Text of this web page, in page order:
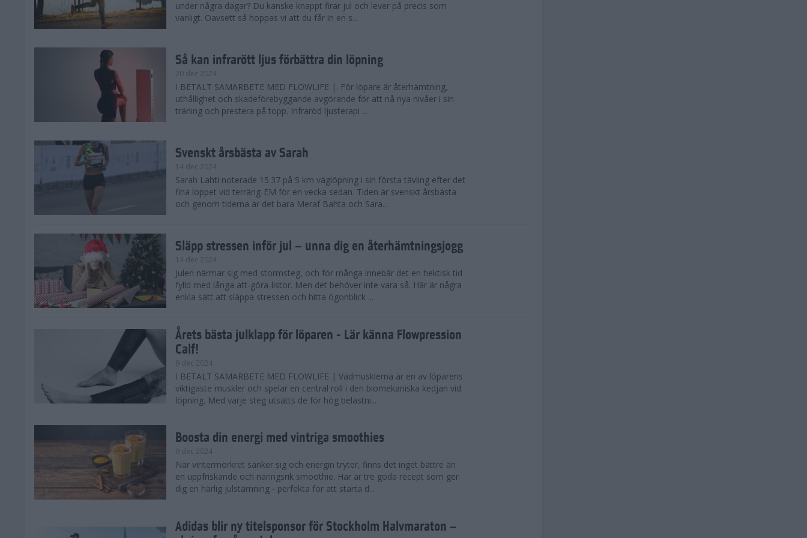
under några dagar? Du kanske knappt firar jul och lever på precis som
vanligt. Oavsett så hoppas vi att du får in en s...
Så kan infrarött ljus förbättra din löpning
20 dec 2024
I BETALT SAMARBETE MED FLOWLIFE |. För löpare är återhämtning,
uthållighet och skadeförebyggande avgörande för att nå nya nivåer i sin
träning och prestera på topp. Infraröd ljusterapi ...
Svenskt årsbästa av Sarah
14 dec 2024
Sarah Lahti noterade 15.37 på 5 km väglöpning i sin första tävling efter det
fina loppet vid terräng-EM för en vecka sedan. Tiden är svenskt årsbästa
och genom tiderna är det bara Meraf Bahta och Sara...
Släpp stressen inför jul – unna dig en återhämtningsjogg
14 dec 2024
Julen närmar sig med stormsteg, och för många innebär det en hektisk tid
fylld med långa att-göra-listor. Men det behöver inte vara så. Här är några
enkla sätt att släppa stressen och hitta ögonblick ...
Årets bästa julklapp för löparen - Lär känna Flowpression
Calf!
9 dec 2024
I BETALT SAMARBETE MED FLOWLIFE | Vadmusklerna är en av löparens
viktigaste muskler och spelar en central roll i den biomekaniska kedjan vid
löpning. Med varje steg utsätts de för hög belastni...
Boosta din energi med vintriga smoothies
9 dec 2024
När vintermörkret sänker sig och energin tryter, finns det inget bättre än
en uppfriskande och näringsrik smoothie. Här är tre goda recept som ger
dig en härlig julstämning - perfekta för att starta d...
Adidas blir ny titelsponsor för Stockholm Halvmaraton –